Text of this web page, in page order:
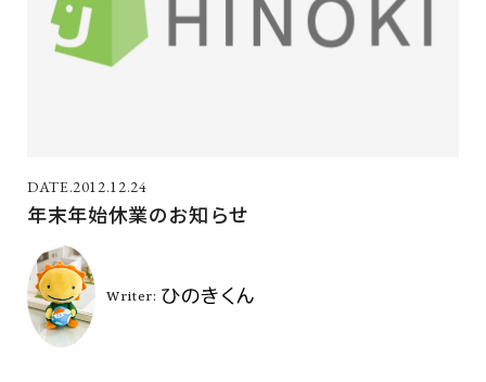
2012.12.24
年末年始休業のお知らせ